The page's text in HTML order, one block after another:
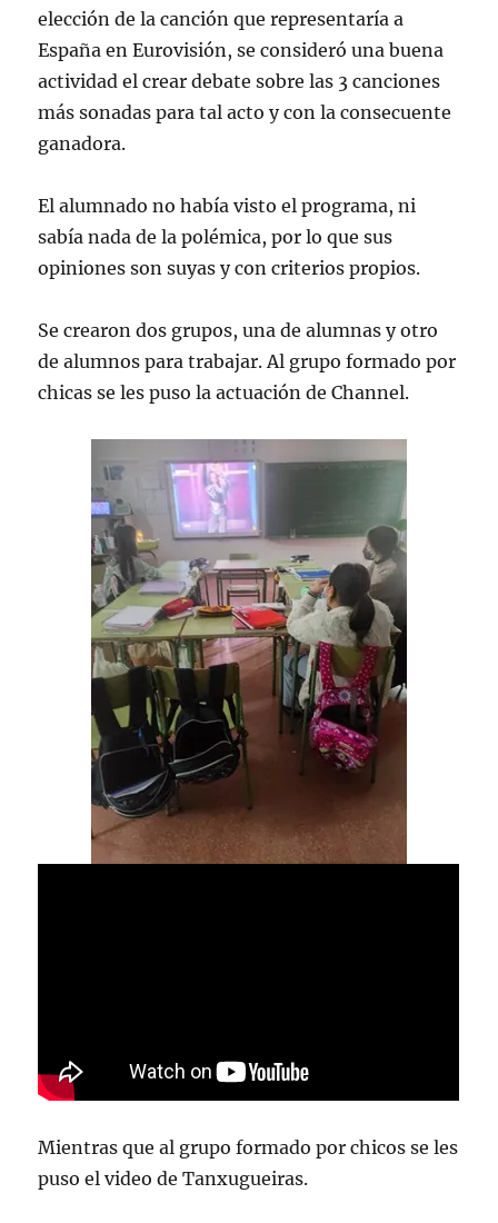
elección de la canción que representaría a
España en Eurovisión, se consideró una buena
actividad el crear debate sobre las 3 canciones
más sonadas para tal acto y con la consecuente
ganadora.
El alumnado no había visto el programa, ni
sabía nada de la polémica, por lo que sus
opiniones son suyas y con criterios propios.
Se crearon dos grupos, una de alumnas y otro
de alumnos para trabajar. Al grupo formado por
chicas se les puso la actuación de Channel.
Mientras que al grupo formado por chicos se les
puso el video de Tanxugueiras.